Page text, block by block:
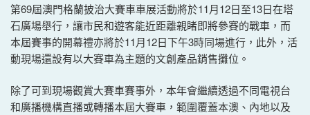
第69屆澳門格蘭披治大賽車車展活動將於11月12日至13日在塔
石廣場舉行，讓市民和遊客能近距離親睹即將參賽的戰車，而
本屆賽事的開幕禮亦將於11月12日下午3時同場進行，此外，活
動現場還設有以大賽車為主題的文創產品銷售攤位。
除了可到現場觀賞大賽車賽事外，本年會繼續透過不同電視台
和廣播機構直播或轉播本屆大賽車，範圍覆蓋本澳、內地以及